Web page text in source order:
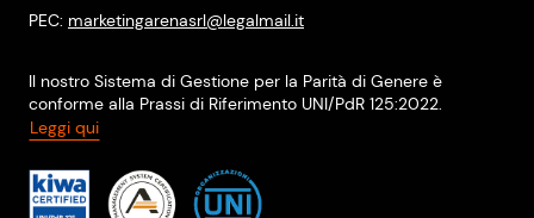
PEC: marketingarenasrl@legalmail.it
Il nostro Sistema di Gestione per la Parità di Genere è
conforme alla Prassi di Riferimento UNI/PdR 125:2022.
Leggi qui